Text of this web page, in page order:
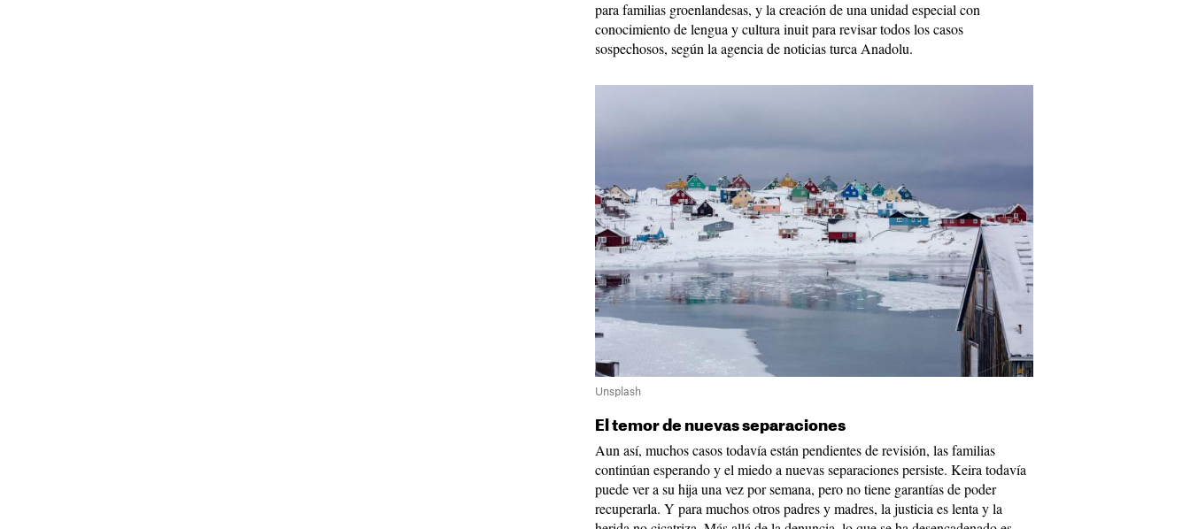
para familias groenlandesas, y la creación de una unidad especial con
conocimiento de lengua y cultura inuit para revisar todos los casos
sospechosos, según la agencia de noticias turca Anadolu.
Unsplash
El temor de nuevas separaciones
Aun así, muchos casos todavía están pendientes de revisión, las familias
continúan esperando y el miedo a nuevas separaciones persiste. Keira todavía
puede ver a su hija una vez por semana, pero no tiene garantías de poder
recuperarla. Y para muchos otros padres y madres, la justicia es lenta y la